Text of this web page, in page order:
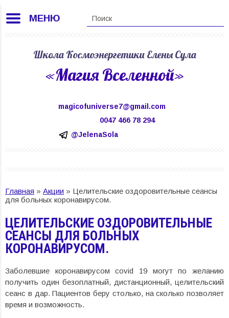
МЕНЮ
Школа Космоэнергетики Елены Сула
«Магия Вселенной»
magicofuniverse7@gmail.com
0047 466 78 294
@JelenaSola
Главная » Акции » Целительские оздоровительные сеансы
для больных коронавирусом.
ЦЕЛИТЕЛЬСКИЕ ОЗДОРОВИТЕЛЬНЫЕ
СЕАНСЫ ДЛЯ БОЛЬНЫХ
КОРОНАВИРУСОМ.
Заболевшие коронавирусом covid 19 могут по желанию
получить один безоплатный, дистанционный, целительский
сеанс в дар. Пациентов беру столько, на сколько позволяет
время и возможность.